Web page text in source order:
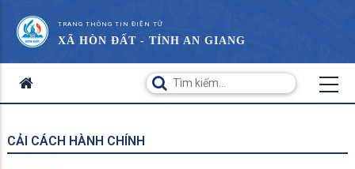
TRANG THÔNG TIN ĐIỆN TỬ
XÃ HÒN ĐẤT - TỈNH AN GIANG
CẢI CÁCH HÀNH CHÍNH